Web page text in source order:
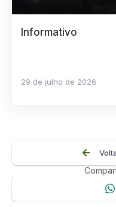
Informativo
29 de julho de 2026